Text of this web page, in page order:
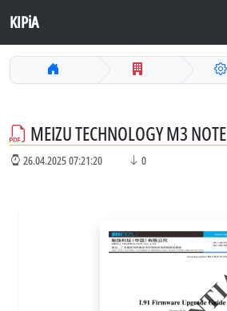
KIPiA
MEIZU TECHNOLOGY M3 NOTE
26.04.2025 07:21:20 0